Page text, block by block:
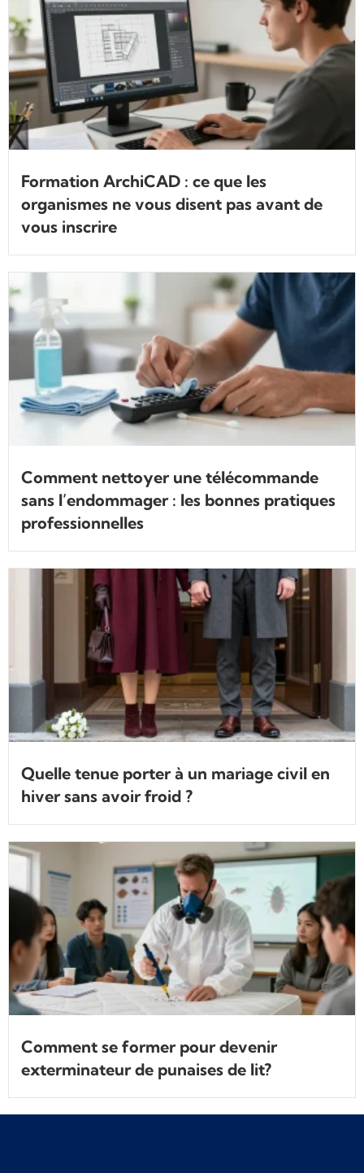
Formation ArchiCAD : ce que les
organismes ne vous disent pas avant de
vous inscrire
Comment nettoyer une télécommande
sans l’endommager : les bonnes pratiques
professionnelles
Quelle tenue porter à un mariage civil en
hiver sans avoir froid ?
Comment se former pour devenir
exterminateur de punaises de lit?